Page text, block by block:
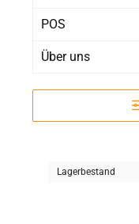
POS
Über uns